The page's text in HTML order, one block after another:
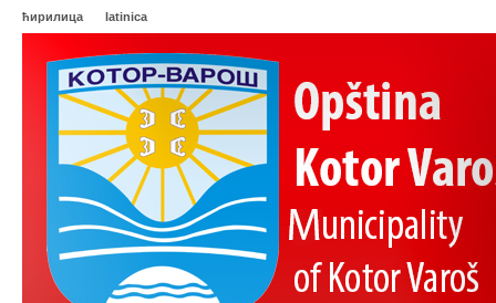
ћирилица latinica